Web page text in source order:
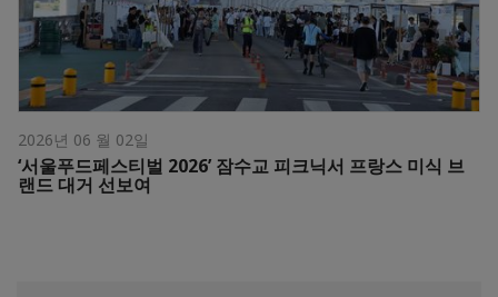
2026년 06 월 02일
‘서울푸드페스티벌 2026’ 잠수교 피크닉서 프랑스 미식 브
랜드 대거 선보여